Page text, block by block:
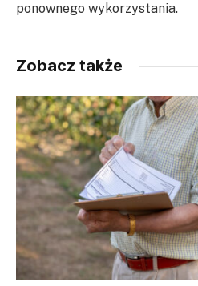
ponownego wykorzystania.
Zobacz także